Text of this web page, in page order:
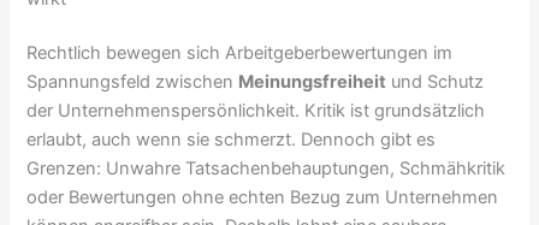
Rechtlich bewegen sich Arbeitgeberbewertungen im
Spannungsfeld zwischen Meinungsfreiheit und Schutz
der Unternehmenspersönlichkeit. Kritik ist grundsätzlich
erlaubt, auch wenn sie schmerzt. Dennoch gibt es
Grenzen: Unwahre Tatsachenbehauptungen, Schmähkritik
oder Bewertungen ohne echten Bezug zum Unternehmen